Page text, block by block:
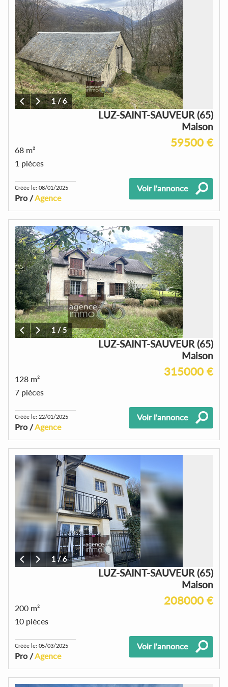
1/6
LUZ-SAINT-SAUVEUR (65)
Maison
59500 €
68 m²
1 pièces
Créée le: 08/01/2025
Pro /Agence
Voir l'annonce
1/5
LUZ-SAINT-SAUVEUR (65)
Maison
315000 €
128 m²
7 pièces
Créée le: 22/01/2025
Pro /Agence
Voir l'annonce
1/6
LUZ-SAINT-SAUVEUR (65)
Maison
208000 €
200 m²
10 pièces
Créée le: 05/03/2025
Pro /Agence
Voir l'annonce